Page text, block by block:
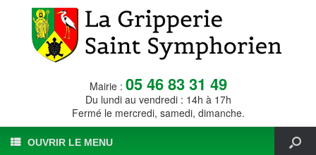
Mairie : 05 46 83 31 49
Du lundi au vendredi : 14h à 17h
Fermé le mercredi, samedi, dimanche.
OUVRIR LE MENU